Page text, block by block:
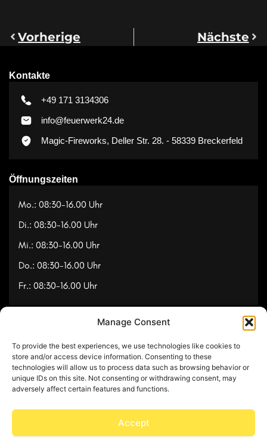
Manage Consent
To provide the best experiences, we use technologies like cookies to
store and/or access device information. Consenting to these
technologies will allow us to process data such as browsing behavior or
unique IDs on this site. Not consenting or withdrawing consent, may
adversely affect certain features and functions.
Accept
Vorherige Nächste
Kontakte
+49 171 3134306
info@feuerwerk24.de
Magic-Fireworks, Deller Str. 28. - 58339 Breckerfeld
Öffnungszeiten
Mo.: 08:30-16.00 Uhr
Di.: 08:30-16.00 Uhr
Mi.: 08:30-16.00 Uhr
Do.: 08:30-16.00 Uhr
Fr.: 08:30-16.00 Uhr
Referenzen
Videos
Über uns
Kontakt